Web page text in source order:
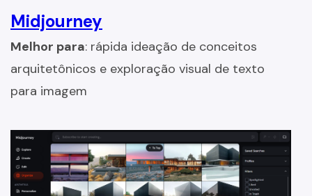
Midjourney
Melhor para: rápida ideação de conceitos
arquitetônicos e exploração visual de texto
para imagem